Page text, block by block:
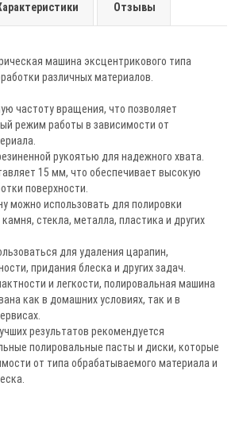
Отзывы
машина эксцентрикового типа
различных материалов.
частоту вращения, что позволяет
режим работы в зависимости от
рукоятью для надежного хвата.
15 мм, что обеспечивает высокую
поверхности.
можно использовать для полировки
стекла, металла, пластика и других
для удаления царапин,
придания блеска и других задач.
и легкости, полировальная машина
как в домашних условиях, так и в
результатов рекомендуется
полировальные пасты и диски, которые
от типа обрабатываемого материала и